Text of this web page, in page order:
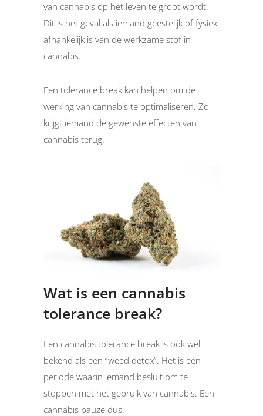
van cannabis op het leven te groot wordt.
Dit is het geval als iemand geestelijk of fysiek
afhankelijk is van de werkzame stof in
cannabis.
Een tolerance break kan helpen om de
werking van cannabis te optimaliseren. Zo
krijgt iemand de gewenste effecten van
cannabis terug.
Wat is een cannabis
tolerance break?
Een cannabis tolerance break is ook wel
bekend als een “weed detox”. Het is een
periode waarin iemand besluit om te
stoppen met het gebruik van cannabis. Een
cannabis pauze dus.